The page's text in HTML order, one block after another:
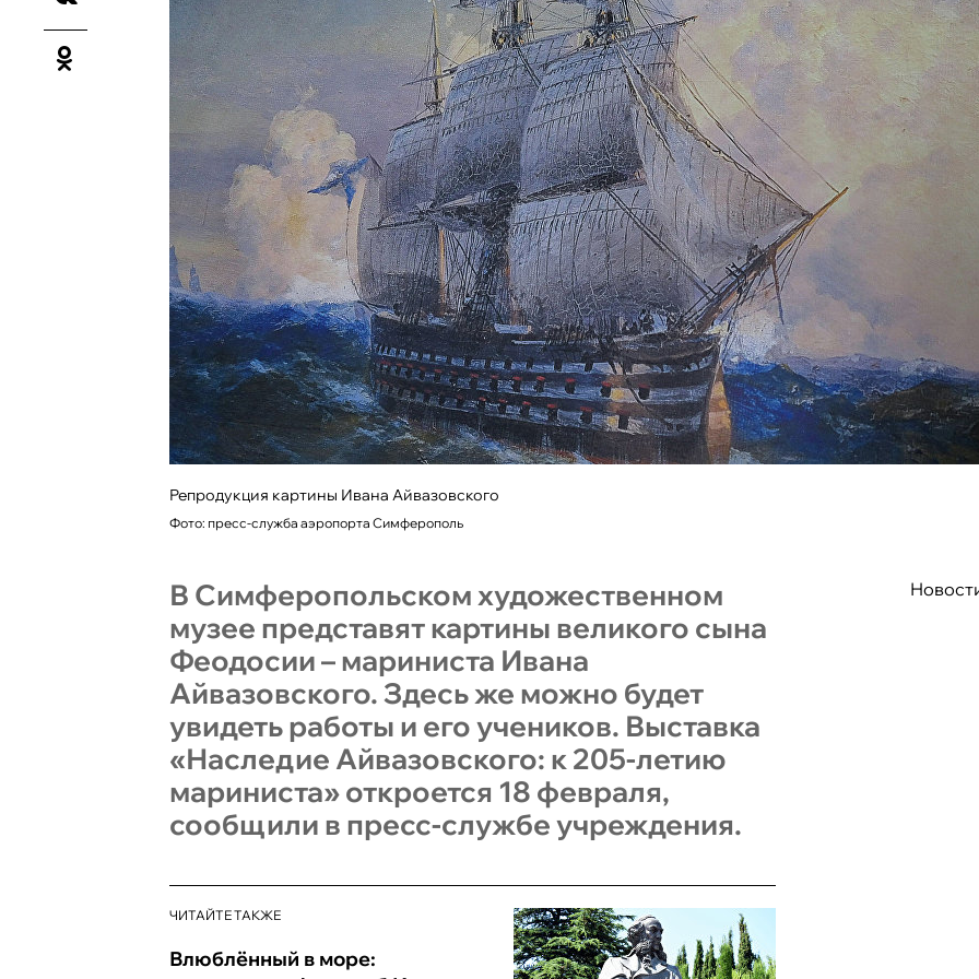
Репродукция картины Ивана Айвазовского
Фото: пресс-служба аэропорта Симферополь
В Симферопольском художественном
музее представят картины великого сына
Феодосии – мариниста Ивана
Айвазовского. Здесь же можно будет
увидеть работы и его учеников. Выставка
«Наследие Айвазовского: к 205-летию
мариниста» откроется 18 февраля,
сообщили в пресс-службе учреждения.
ЧИТАЙТЕ ТАКЖЕ
Влюблённый в море: